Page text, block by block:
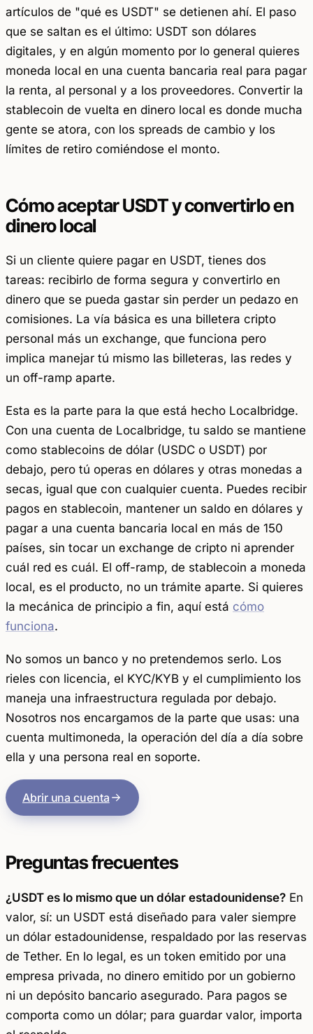
artículos de "qué es USDT" se detienen ahí. El paso
que se saltan es el último: USDT son dólares
digitales, y en algún momento por lo general quieres
moneda local en una cuenta bancaria real para pagar
la renta, al personal y a los proveedores. Convertir la
stablecoin de vuelta en dinero local es donde mucha
gente se atora, con los spreads de cambio y los
límites de retiro comiéndose el monto.
Cómo aceptar USDT y convertirlo en
dinero local
Si un cliente quiere pagar en USDT, tienes dos
tareas: recibirlo de forma segura y convertirlo en
dinero que se pueda gastar sin perder un pedazo en
comisiones. La vía básica es una billetera cripto
personal más un exchange, que funciona pero
implica manejar tú mismo las billeteras, las redes y
un off-ramp aparte.
Esta es la parte para la que está hecho Localbridge.
Con una cuenta de Localbridge, tu saldo se mantiene
como stablecoins de dólar (USDC o USDT) por
debajo, pero tú operas en dólares y otras monedas a
secas, igual que con cualquier cuenta. Puedes recibir
pagos en stablecoin, mantener un saldo en dólares y
pagar a una cuenta bancaria local en más de 150
países, sin tocar un exchange de cripto ni aprender
cuál red es cuál. El off-ramp, de stablecoin a moneda
local, es el producto, no un trámite aparte. Si quieres
la mecánica de principio a fin, aquí está cómo
funciona.
No somos un banco y no pretendemos serlo. Los
rieles con licencia, el KYC/KYB y el cumplimiento los
maneja una infraestructura regulada por debajo.
Nosotros nos encargamos de la parte que usas: una
cuenta multimoneda, la operación del día a día sobre
ella y una persona real en soporte.
Abrir una cuenta
Preguntas frecuentes
¿USDT es lo mismo que un dólar estadounidense? En
valor, sí: un USDT está diseñado para valer siempre
un dólar estadounidense, respaldado por las reservas
de Tether. En lo legal, es un token emitido por una
empresa privada, no dinero emitido por un gobierno
ni un depósito bancario asegurado. Para pagos se
comporta como un dólar; para guardar valor, importa